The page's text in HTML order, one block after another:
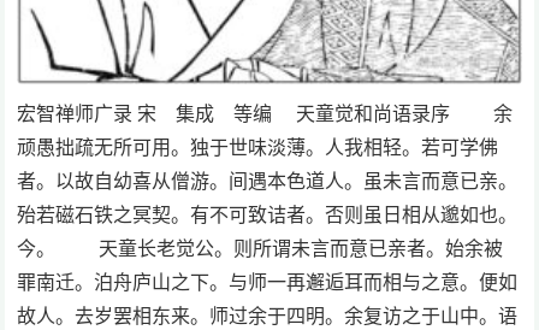
宏智禅师广录 宋 集成 等编 天童觉和尚语录序 余
顽愚拙疏无所可用。独于世味淡薄。人我相轻。若可学佛
者。以故自幼喜从僧游。间遇本色道人。虽未言而意已亲。
殆若磁石铁之冥契。有不可致诘者。否则虽日相从邈如也。
今。 天童长老觉公。则所谓未言而意已亲者。始余被
罪南迁。泊舟庐山之下。与师一再邂逅耳而相与之意。便如
故人。去岁罢相东来。师过余于四明。余复访之于山中。语